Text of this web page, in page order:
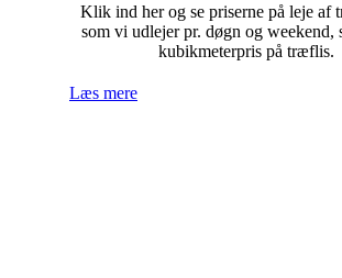
Klik ind her og se priserne på leje af
som vi udlejer pr. døgn og weekend,
kubikmeterpris på træflis.
Læs mere